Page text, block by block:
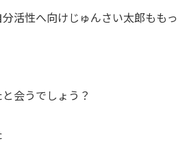
活性へ向けじゅんさい太郎ももっ
会うでしょう？